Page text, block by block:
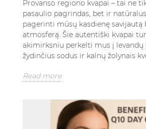
Provanso regiono kvapai – tai ne
pasaulio pagrindas, bet ir
pagerinti mūsų kasdienę savijautą
atmosferą. Šie autentiški kvapai
akimirksniu perkelti mus į levandų
žydinčius sodus ir kalnų žolynais
Read more